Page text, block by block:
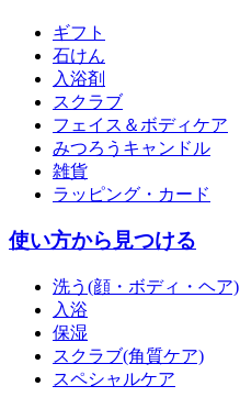
ギフト
石けん
入浴剤
スクラブ
フェイス＆ボディケア
みつろうキャンドル
雑貨
ラッピング・カード
使い方から見つける
洗う(顔・ボディ・ヘア)
入浴
保湿
スクラブ(角質ケア)
スペシャルケア